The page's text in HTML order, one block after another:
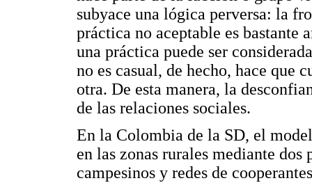
subyace una lógica perversa: la
práctica no aceptable es bastante
una práctica puede ser
no es casual, de hecho, hace que
otra. De esta manera, la
de las relaciones sociales.
En la Colombia de la SD, el
en las zonas rurales mediante dos
campesinos y redes de